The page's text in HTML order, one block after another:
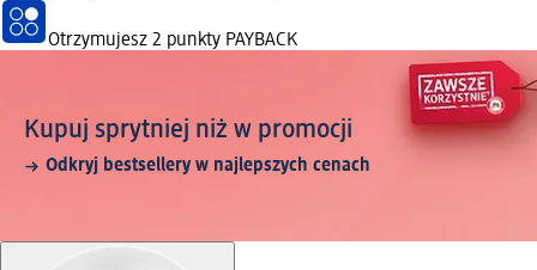
Otrzymujesz 2 punkty PAYBACK
Kupuj sprytniej niż w promocji
Odkryj bestsellery w najlepszych cenach